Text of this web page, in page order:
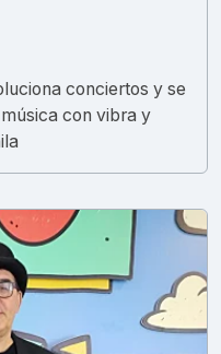
conciertos y se
con vibra y